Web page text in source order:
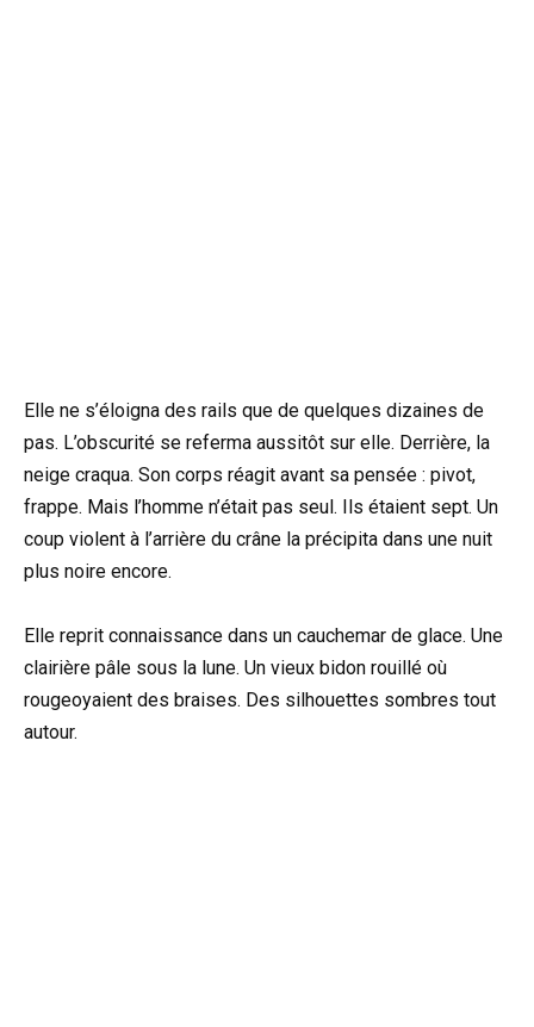
Elle ne s’éloigna des rails que de quelques dizaines de
pas. L’obscurité se referma aussitôt sur elle. Derrière, la
neige craqua. Son corps réagit avant sa pensée : pivot,
frappe. Mais l’homme n’était pas seul. Ils étaient sept. Un
coup violent à l’arrière du crâne la précipita dans une nuit
plus noire encore.
Elle reprit connaissance dans un cauchemar de glace. Une
clairière pâle sous la lune. Un vieux bidon rouillé où
rougeoyaient des braises. Des silhouettes sombres tout
autour.